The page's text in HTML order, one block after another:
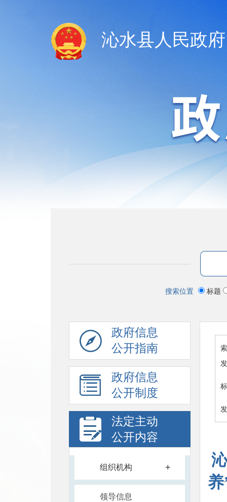
沁水县人民政府
搜索位置 标题
政府信息
公开指南
政府信息
公开制度
法定主动
公开内容
组织机构 +
领导信息